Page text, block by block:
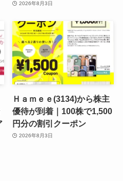
2026年8月3日
Ｈａｍｅｅ(3134)から株主
優待が到着｜100株で1,500
円分の割引クーポン
2026年8月3日